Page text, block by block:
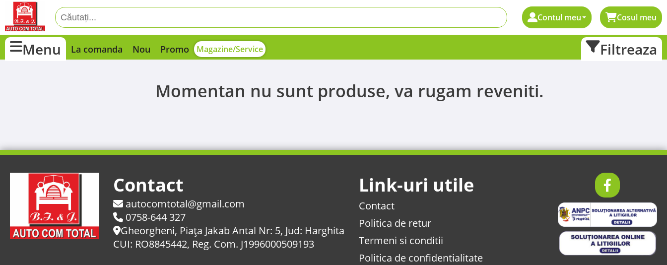
Contul meu Cosul meu
Menu La comanda Nou Promo Magazine/Service Filtreaza
Momentan nu sunt produse, va rugam reveniti.
Contact
autocomtotal@gmail.com
0758-644 327
Gheorgheni, Piaţa Jakab Antal Nr: 5, Jud: Harghita
CUI: RO8845442, Reg. Com. J1996000509193
Link-uri utile
Contact
Politica de retur
Termeni si conditii
Politica de confidentialitate